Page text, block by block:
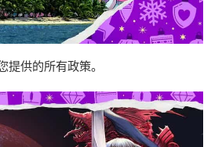
供的所有政策。